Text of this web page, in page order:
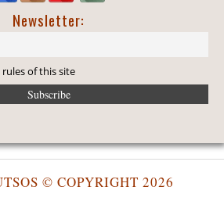
Newsletter:
of this site
© COPYRIGHT 2026